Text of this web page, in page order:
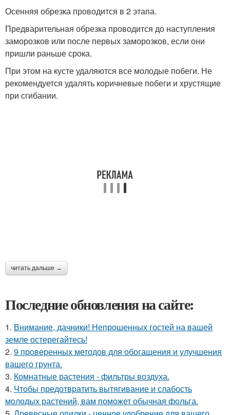
Осенняя обрезка проводится в 2 этапа.
Предварительная обрезка проводится до наступления
заморозков или после первых заморозков, если они
пришли раньше срока.
При этом на кусте удаляются все молодые побеги. Не
рекомендуется удалять коричневые побеги и хрустящие
при сгибании.
читать дальше →
Последние обновления на сайте:
1. Внимание, дачники! Непрошенных гостей на вашей
земле остерегайтесь!
2. 9 проверенных методов для обогащения и улучшения
вашего грунта.
3. Комнатные растения - фильтры воздуха.
4. Чтобы предотвратить вытягивание и слабость
молодых растений, вам поможет обычная фольга.